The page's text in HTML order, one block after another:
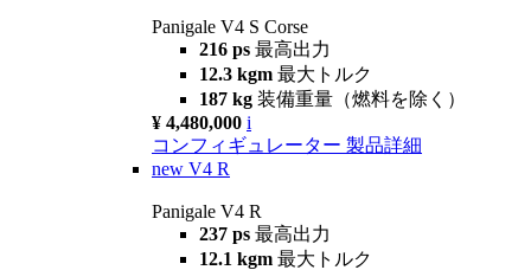
Panigale V4 S Corse
216 ps 最高出力
12.3 kgm 最大トルク
187 kg 装備重量（燃料を除く）
¥ 4,480,000 i
コンフィギュレーター 製品詳細
new V4 R
Panigale V4 R
237 ps 最高出力
12.1 kgm 最大トルク